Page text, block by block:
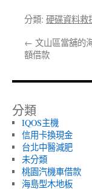
分類: 硬碟資料救
← 文山區當舖的
額借款
分類
IQOS主機
信用卡換現金
台北中醫減肥
未分類
桃園汽機車借款
海島型木地板